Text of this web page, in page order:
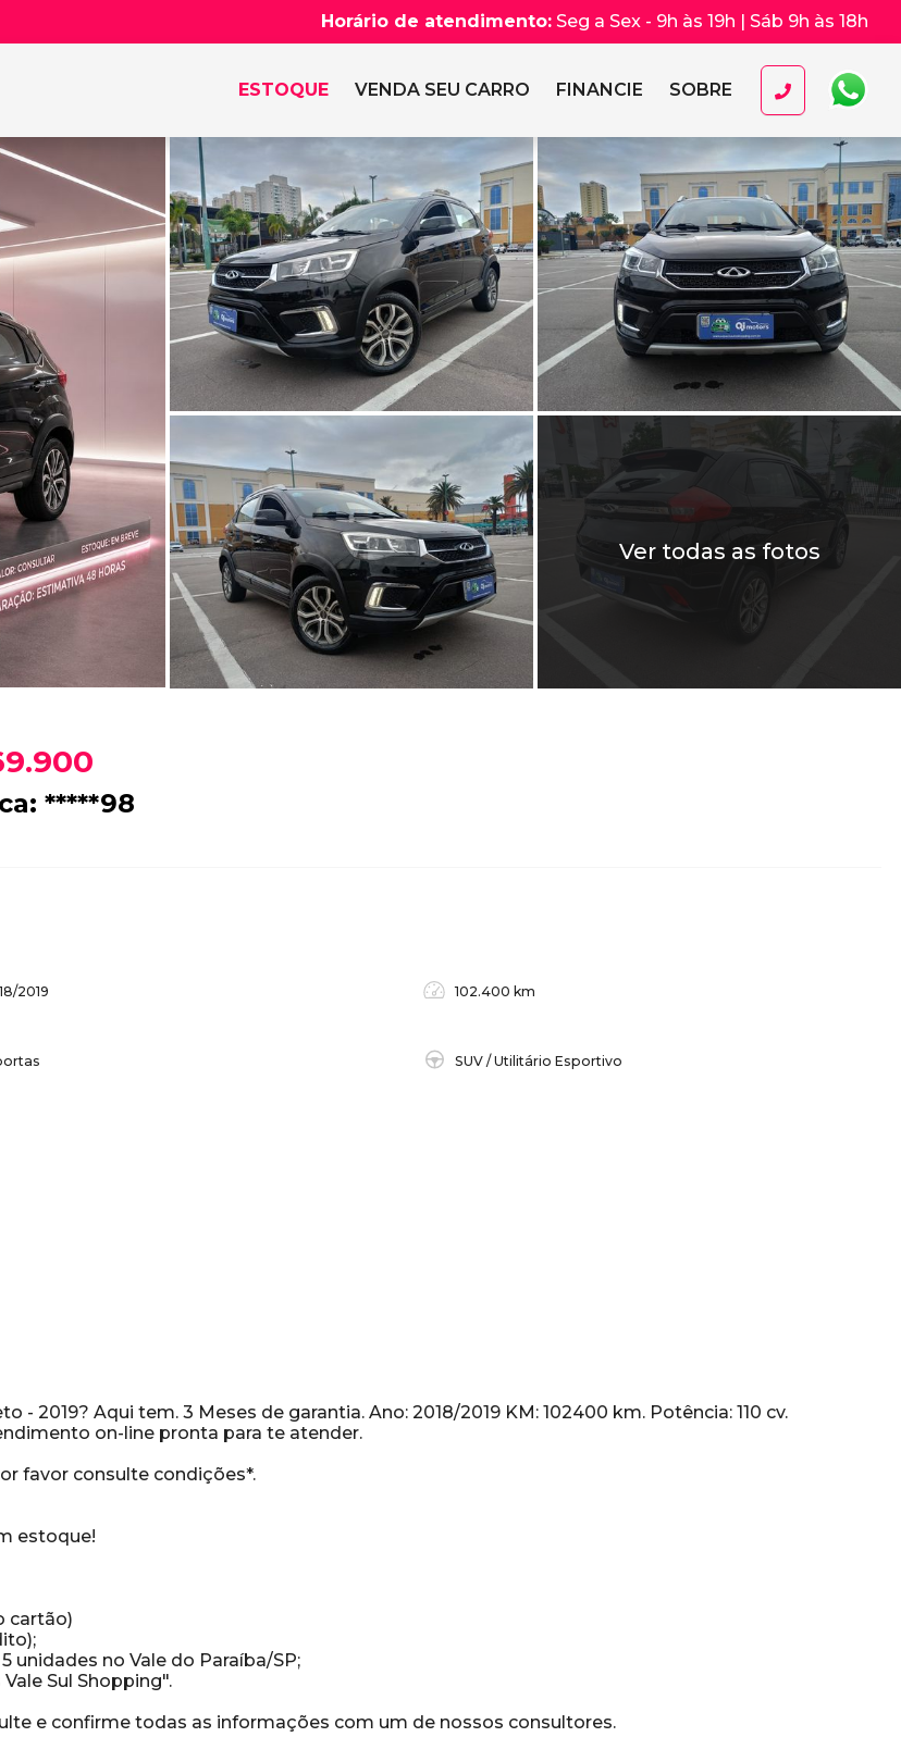
Horário de atendimento: Seg a Sex - 9h às 19h | Sáb 9h às 18h
ESTOQUE VENDA SEU CARRO FINANCIE SOBRE
Ver todas as fotos
*****98
2019 102.400 km
SUV / Utilitário Esportivo
- 2019? Aqui tem. 3 Meses de garantia. Ano: 2018/2019 KM: 102400 km. Potência: 110 cv.
on-line pronta para te atender.
favor consulte condições*.
estoque!
cartão)
unidades no Vale do Paraíba/SP;
Sul Shopping".